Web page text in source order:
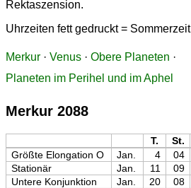
Rektaszension.
Uhrzeiten fett gedruckt = Sommerzeit
Merkur · Venus · Obere Planeten ·
Planeten im Perihel und im Aphel
Merkur 2088
T. St.
Größte Elongation O
Jan. 4 04
Stationär
Jan. 11 09
Untere Konjunktion
Jan. 20 08